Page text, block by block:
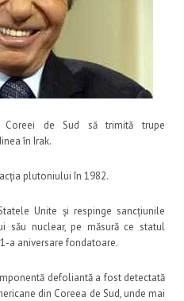
de Sud să trimită trupe
în Irak.
plutoniului în 1982.
Unite și respinge sancțiunile
său nuclear, pe măsură ce statul
a aniversare fondatoare.
defoliantă a fost detectată
din Coreea de Sud, unde mai